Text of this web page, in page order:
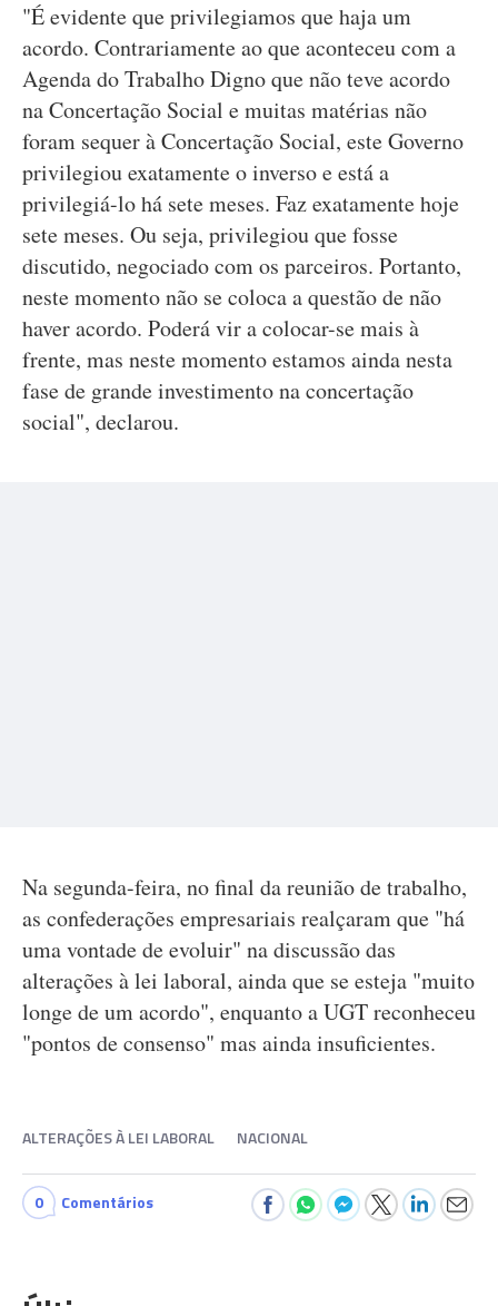
"É evidente que privilegiamos que haja um
acordo. Contrariamente ao que aconteceu com a
Agenda do Trabalho Digno que não teve acordo
na Concertação Social e muitas matérias não
foram sequer à Concertação Social, este Governo
privilegiou exatamente o inverso e está a
privilegiá-lo há sete meses. Faz exatamente hoje
sete meses. Ou seja, privilegiou que fosse
discutido, negociado com os parceiros. Portanto,
neste momento não se coloca a questão de não
haver acordo. Poderá vir a colocar-se mais à
frente, mas neste momento estamos ainda nesta
fase de grande investimento na concertação
social", declarou.
Na segunda-feira, no final da reunião de trabalho,
as confederações empresariais realçaram que "há
uma vontade de evoluir" na discussão das
alterações à lei laboral, ainda que se esteja "muito
longe de um acordo", enquanto a UGT reconheceu
"pontos de consenso" mas ainda insuficientes.
ALTERAÇÕES À LEI LABORAL NACIONAL
0 Comentários